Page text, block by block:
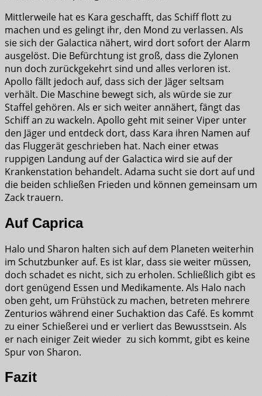
Mittlerweile hat es Kara geschafft, das Schiff flott zu
machen und es gelingt ihr, den Mond zu verlassen. Als
sie sich der Galactica nähert, wird dort sofort der Alarm
ausgelöst. Die Befürchtung ist groß, dass die Zylonen
nun doch zurückgekehrt sind und alles verloren ist.
Apollo fällt jedoch auf, dass sich der Jäger seltsam
verhält. Die Maschine bewegt sich, als würde sie zur
Staffel gehören. Als er sich weiter annähert, fängt das
Schiff an zu wackeln. Apollo geht mit seiner Viper unter
den Jäger und entdeck dort, dass Kara ihren Namen auf
das Fluggerät geschrieben hat. Nach einer etwas
ruppigen Landung auf der Galactica wird sie auf der
Krankenstation behandelt. Adama sucht sie dort auf und
die beiden schließen Frieden und können gemeinsam um
Zack trauern.
Auf Caprica
Halo und Sharon halten sich auf dem Planeten weiterhin
im Schutzbunker auf. Es ist klar, dass sie weiter müssen,
doch schadet es nicht, sich zu erholen. Schließlich gibt es
dort genügend Essen und Medikamente. Als Halo nach
oben geht, um Frühstück zu machen, betreten mehrere
Zenturios während einer Suchaktion das Café. Es kommt
zu einer Schießerei und er verliert das Bewusstsein. Als
er nach einiger Zeit wieder zu sich kommt, gibt es keine
Spur von Sharon.
Fazit